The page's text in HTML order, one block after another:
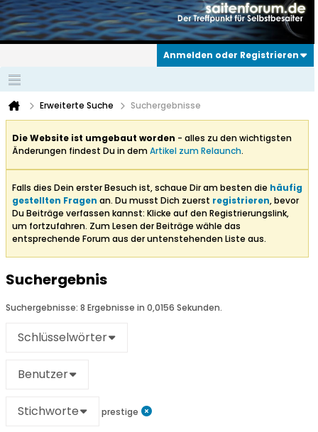
Anmelden oder Registrieren
Erweiterte Suche Suchergebnisse
Die Website ist umgebaut worden - alles zu den wichtigsten
Änderungen findest Du in demArtikel zum Relaunch.
Falls dies Dein erster Besuch ist, schaue Dir am besten die häufig
gestellten Fragen an. Du musst Dich zuerst registrieren, bevor
Du Beiträge verfassen kannst: Klicke auf den Registrierungslink,
um fortzufahren. Zum Lesen der Beiträge wähle das
entsprechende Forum aus der untenstehenden Liste aus.
Suchergebnis
Suchergebnisse: 8 Ergebnisse in 0,0156 Sekunden.
Schlüsselwörter
Benutzer
Stichworte prestige